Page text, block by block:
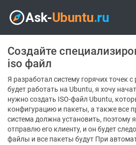
Создайте
iso файл
Я разработал систему горячих точек
будет работать на Ubuntu, я хочу
нужно создать ISO-файл Ubuntu,
конфигурацию и пакеты, а также все
система должна установить, поэтому
отправлю его клиенту, и он будет
файлы и все пакеты будут При